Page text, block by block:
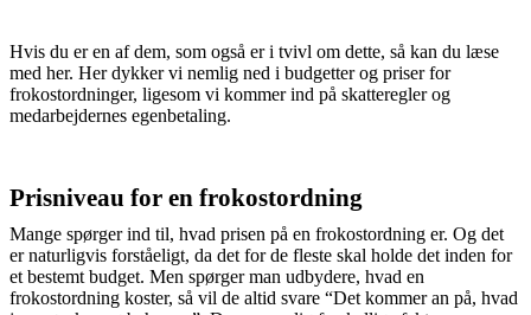
Hvis du er en af dem, som også er i tvivl om dette, så kan du læse
med her. Her dykker vi nemlig ned i budgetter og priser for
frokostordninger, ligesom vi kommer ind på skatteregler og
medarbejdernes egenbetaling.
Prisniveau for en frokostordning
Mange spørger ind til, hvad prisen på en frokostordning er. Og det
er naturligvis forståeligt, da det for de fleste skal holde det inden for
et bestemt budget. Men spørger man udbydere, hvad en
frokostordning koster, så vil de altid svare “Det kommer an på, hvad